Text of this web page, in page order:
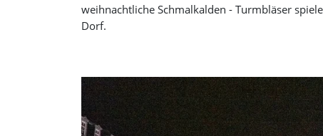
weihnachtliche Schmalkalden - Turmbläser
Dorf.